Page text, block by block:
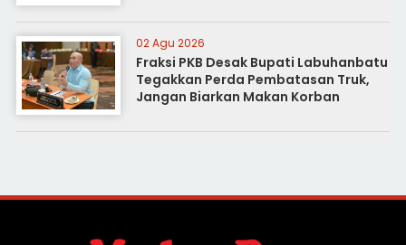
02 Agu 2026
Fraksi PKB Desak Bupati Labuhanbatu
Tegakkan Perda Pembatasan Truk,
Jangan Biarkan Makan Korban